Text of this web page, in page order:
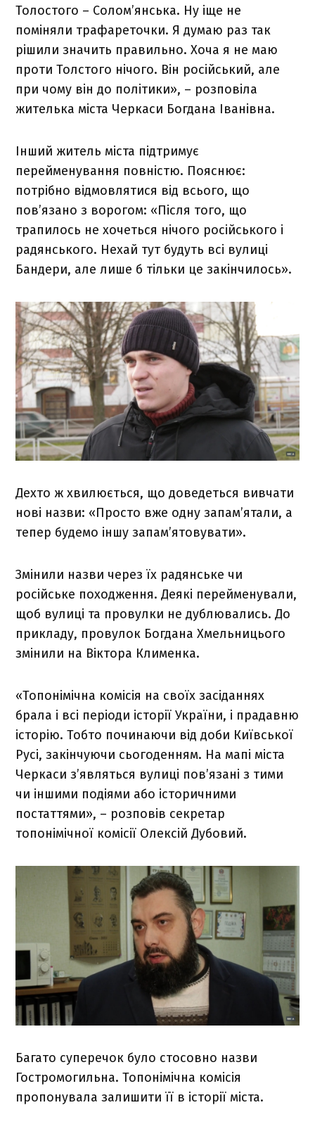
Толостого – Солом’янська. Ну іще не
поміняли трафареточки. Я думаю раз так
рішили значить правильно. Хоча я не маю
проти Толстого нічого. Він російський, але
при чому він до політики», – розповіла
жителька міста Черкаси Богдана Іванівна.
Інший житель міста підтримує
перейменування повністю. Пояснює:
потрібно відмовлятися від всього, що
пов’язано з ворогом: «Після того, що
трапилось не хочеться нічого російського і
радянського. Нехай тут будуть всі вулиці
Бандери, але лише б тільки це закінчилось».
Дехто ж хвилюється, що доведеться вивчати
нові назви: «Просто вже одну запам’ятали, а
тепер будемо іншу запам’ятовувати».
Змінили назви через їх радянське чи
російське походження. Деякі перейменували,
щоб вулиці та провулки не дублювались. До
прикладу, провулок Богдана Хмельницього
змінили на Віктора Клименка.
«Топонімічна комісія на своїх засіданнях
брала і всі періоди історії України, і прадавню
історію. Тобто починаючи від доби Київської
Русі, закінчуючи сьогоденням. На мапі міста
Черкаси з’являться вулиці пов’язані з тими
чи іншими подіями або історичними
постаттями», – розповів секретар
топонімічної комісії Олексій Дубовий.
Багато суперечок було стосовно назви
Гостромогильна. Топонімічна комісія
пропонувала залишити її в історії міста.